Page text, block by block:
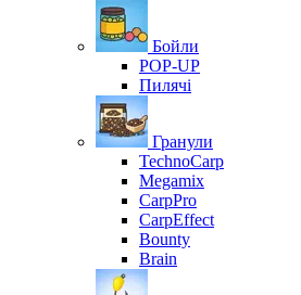
Бойли
POP-UP
Пилячі
Гранули
TechnoCarp
Megamix
CarpPro
CarpEffect
Bounty
Brain